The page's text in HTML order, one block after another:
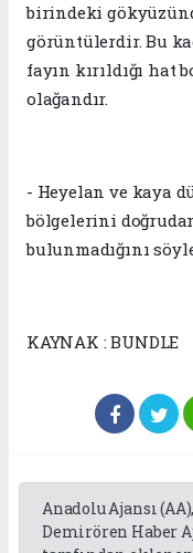
birindeki
görüntülerdir. Bu
fayın kırıldığı hat
olağandır.
- Heyelan ve kaya
bölgelerini
bulunmadığını
KAYNAK : BUNDLE
Anadolu Ajansı
Demirören Haber